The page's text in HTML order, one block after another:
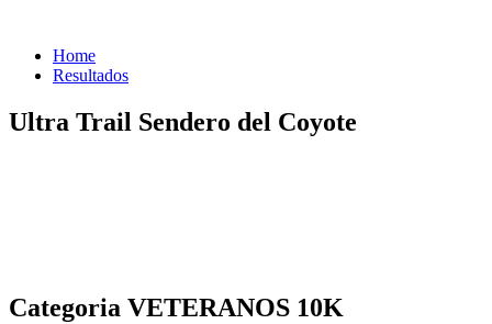
Home
Resultados
Ultra Trail Sendero del Coyote
Categoria VETERANOS 10K